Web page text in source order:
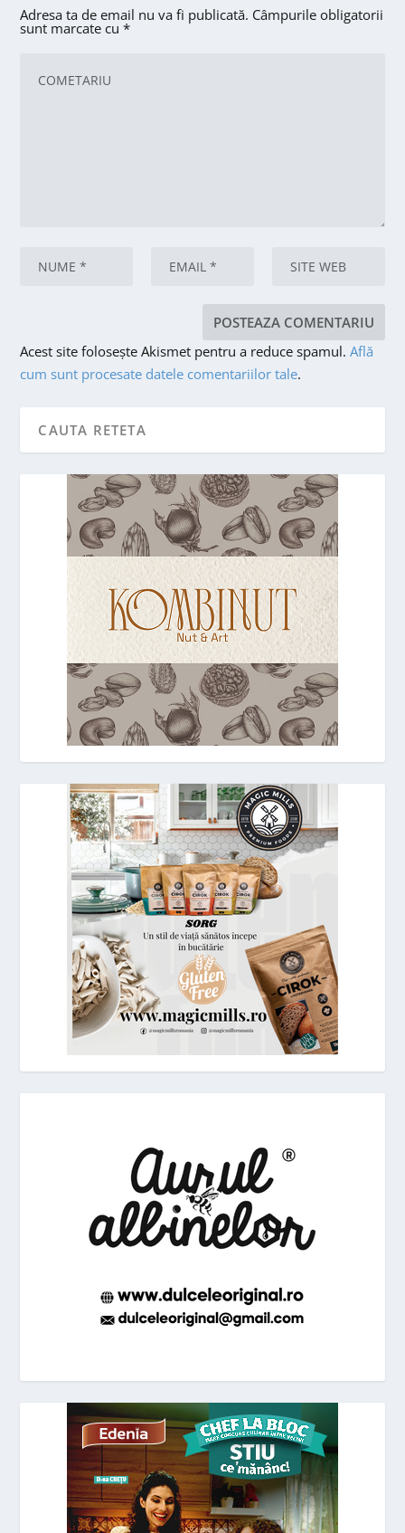
Adresa ta de email nu va fi publicată. Câmpurile obligatorii
sunt marcate cu*
Acest site folosește Akismet pentru a reduce spamul.Află
cum sunt procesate datele comentariilor tale.